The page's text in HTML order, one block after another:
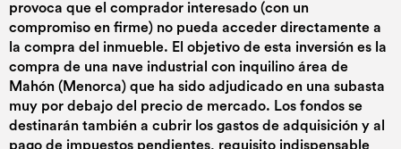
provoca que el comprador interesado (con un
compromiso en firme) no pueda acceder directamente a
la compra del inmueble. El objetivo de esta inversión es la
compra de una nave industrial con inquilino área de
Mahón (Menorca) que ha sido adjudicado en una subasta
muy por debajo del precio de mercado. Los fondos se
destinarán también a cubrir los gastos de adquisición y al
pago de impuestos pendientes, requisito indispensable